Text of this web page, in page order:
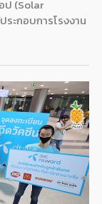
ป (Solar
ะกอบการโรงงาน